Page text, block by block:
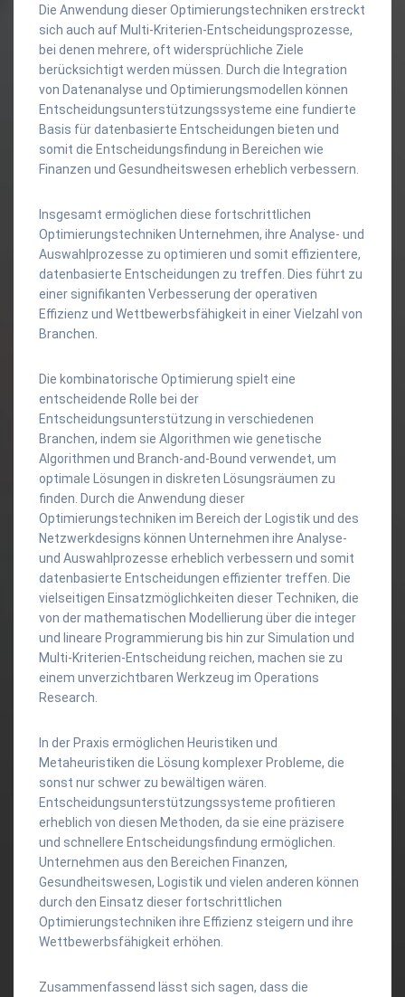
Die Anwendung dieser Optimierungstechniken erstreckt
sich auch auf Multi-Kriterien-Entscheidungsprozesse,
bei denen mehrere, oft widersprüchliche Ziele
berücksichtigt werden müssen. Durch die Integration
von Datenanalyse und Optimierungsmodellen können
Entscheidungsunterstützungssysteme eine fundierte
Basis für datenbasierte Entscheidungen bieten und
somit die Entscheidungsfindung in Bereichen wie
Finanzen und Gesundheitswesen erheblich verbessern.
Insgesamt ermöglichen diese fortschrittlichen
Optimierungstechniken Unternehmen, ihre Analyse- und
Auswahlprozesse zu optimieren und somit effizientere,
datenbasierte Entscheidungen zu treffen. Dies führt zu
einer signifikanten Verbesserung der operativen
Effizienz und Wettbewerbsfähigkeit in einer Vielzahl von
Branchen.
Die kombinatorische Optimierung spielt eine
entscheidende Rolle bei der
Entscheidungsunterstützung in verschiedenen
Branchen, indem sie Algorithmen wie genetische
Algorithmen und Branch-and-Bound verwendet, um
optimale Lösungen in diskreten Lösungsräumen zu
finden. Durch die Anwendung dieser
Optimierungstechniken im Bereich der Logistik und des
Netzwerkdesigns können Unternehmen ihre Analyse-
und Auswahlprozesse erheblich verbessern und somit
datenbasierte Entscheidungen effizienter treffen. Die
vielseitigen Einsatzmöglichkeiten dieser Techniken, die
von der mathematischen Modellierung über die integer
und lineare Programmierung bis hin zur Simulation und
Multi-Kriterien-Entscheidung reichen, machen sie zu
einem unverzichtbaren Werkzeug im Operations
Research.
In der Praxis ermöglichen Heuristiken und
Metaheuristiken die Lösung komplexer Probleme, die
sonst nur schwer zu bewältigen wären.
Entscheidungsunterstützungssysteme profitieren
erheblich von diesen Methoden, da sie eine präzisere
und schnellere Entscheidungsfindung ermöglichen.
Unternehmen aus den Bereichen Finanzen,
Gesundheitswesen, Logistik und vielen anderen können
durch den Einsatz dieser fortschrittlichen
Optimierungstechniken ihre Effizienz steigern und ihre
Wettbewerbsfähigkeit erhöhen.
Zusammenfassend lässt sich sagen, dass die